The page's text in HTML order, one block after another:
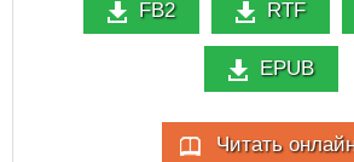
FB2 RTF
EPUB
Читать